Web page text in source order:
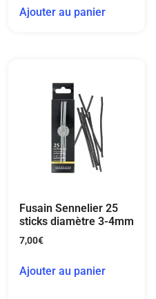
Ajouter au panier
Fusain Sennelier 25
sticks diamètre 3-4mm
7,00€
Ajouter au panier